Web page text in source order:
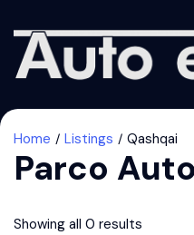
Home Listings Qashqai
Parco
Showing all 0 results